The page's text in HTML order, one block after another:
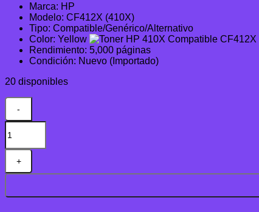
Marca: HP
Modelo: CF412X (410X)
Tipo: Compatible/Genérico/Alternativo
Color: Yellow
Rendimiento: 5,000 páginas
Condición: Nuevo (Importado)
20 disponibles
Toner
HP
410X
Compatible
CF412X